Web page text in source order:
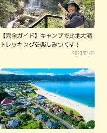
【完全ガイド】キャンプで比地大滝
トレッキングを楽しみつくす！
2023/04/13